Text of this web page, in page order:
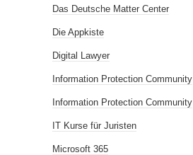
Das Deutsche Matter Center
Die Appkiste
Digital Lawyer
Information Protection Community
Information Protection Community
IT Kurse für Juristen
Microsoft 365